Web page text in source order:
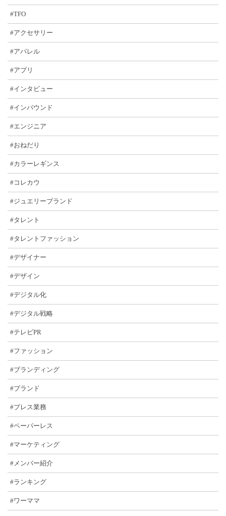
#TFO
#アクセサリー
#アパレル
#アプリ
#インタビュー
#インバウンド
#エンジニア
#おねだり
#カラーレギンス
#コレカウ
#ジュエリーブランド
#タレント
#タレントファッション
#デザイナー
#デザイン
#デジタル化
#デジタル戦略
#テレビPR
#ファッション
#ブランディング
#ブランド
#プレス業務
#ペーパーレス
#マーケティング
#メンバー紹介
#ランキング
#ワーママ